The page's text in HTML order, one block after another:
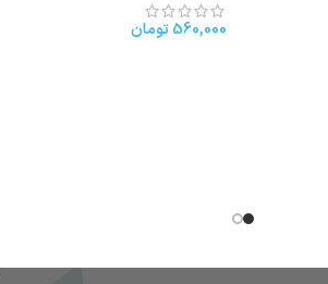
560,000تومان